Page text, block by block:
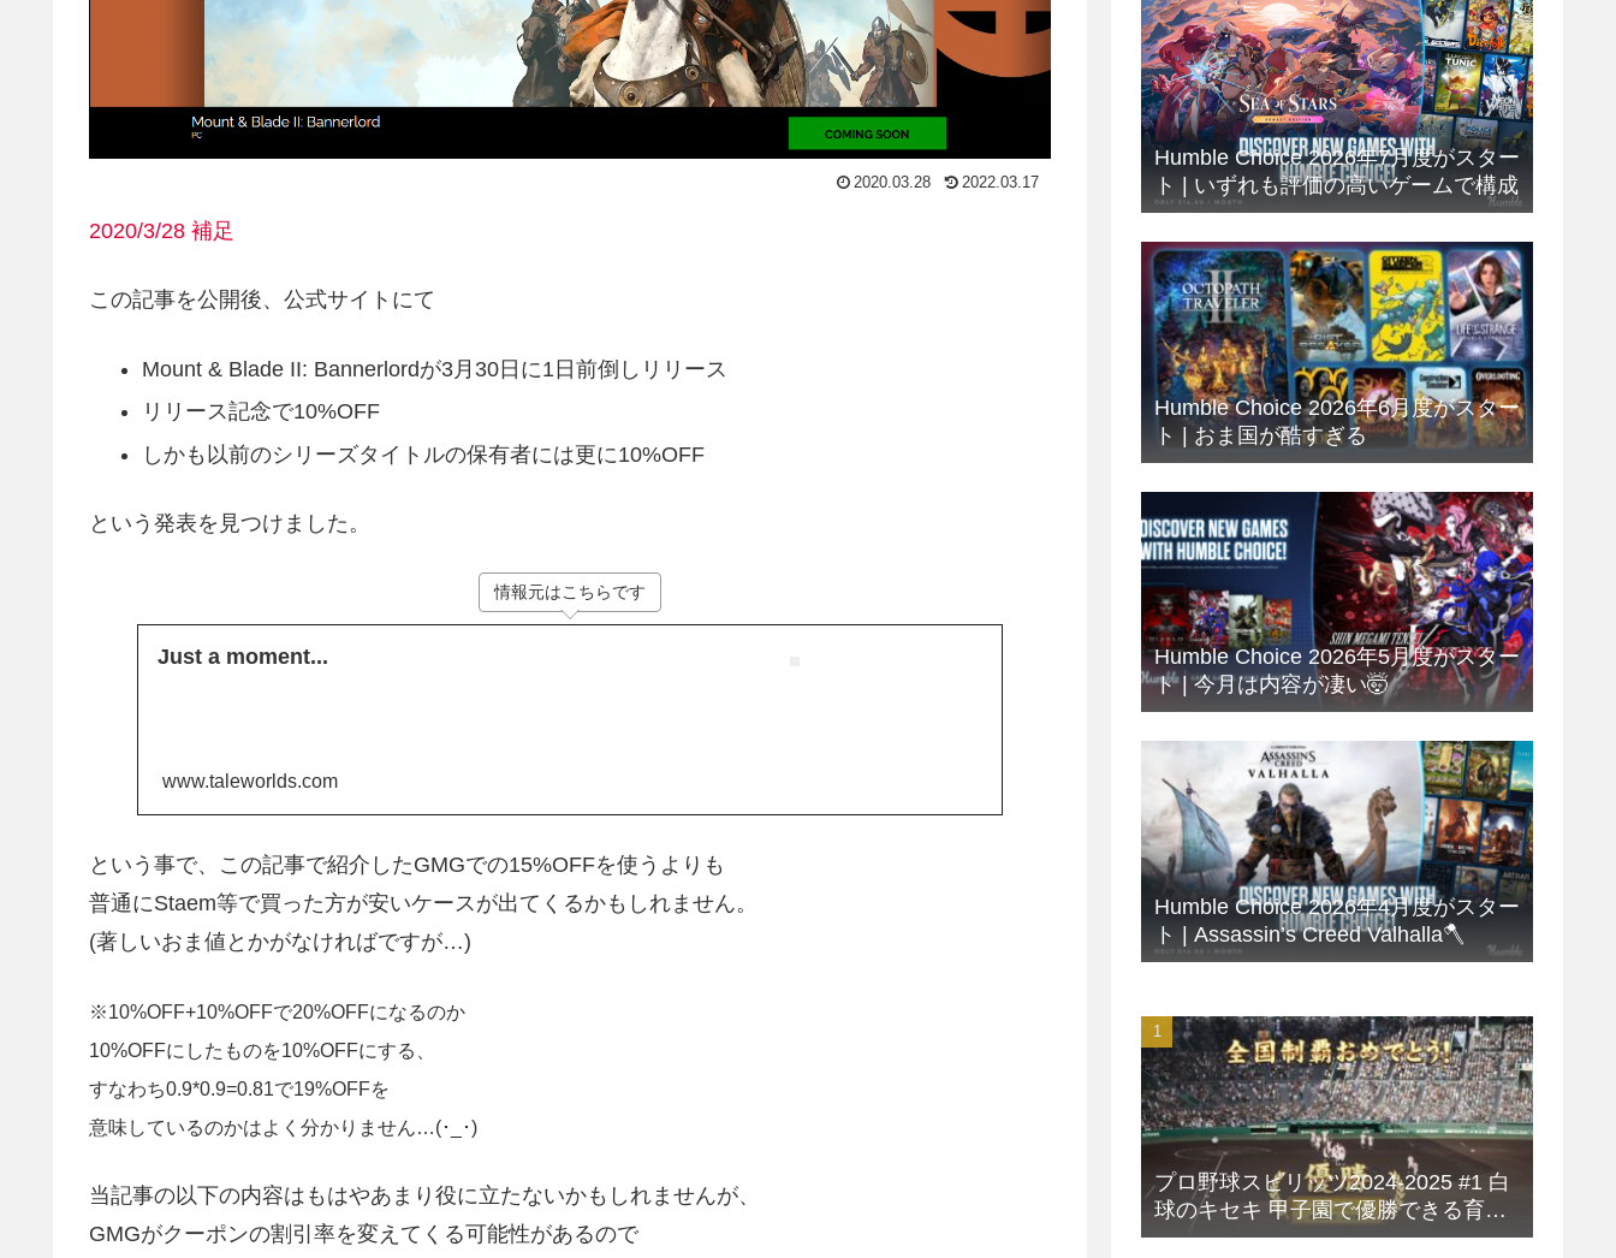
2020.03.28 2022.03.17
2020/3/28 補足
この記事を公開後、公式サイトにて
Mount & Blade II: Bannerlordが3月30日に1日前倒しリリース
リリース記念で10%OFF
しかも以前のシリーズタイトルの保有者には更に10%OFF
という発表を見つけました。
情報元はこちらです
Just a moment...
www.taleworlds.com
という事で、この記事で紹介したGMGでの15%OFFを使うよりも
普通にStaem等で買った方が安いケースが出てくるかもしれません。
(著しいおま値とかがなければですが…)
※10%OFF+10%OFFで20%OFFになるのか
10%OFFにしたものを10%OFFにする、
すなわち0.9*0.9=0.81で19%OFFを
意味しているのかはよく分かりません…(･_･)
当記事の以下の内容はもはやあまり役に立たないかもしれませんが、
GMGがクーポンの割引率を変えてくる可能性があるので
Humble Choice 2026年7月度がスター
ト | いずれも評価の高いゲームで構成
Humble Choice 2026年6月度がスター
ト | おま国が酷すぎる
Humble Choice 2026年5月度がスター
ト | 今月は内容が凄い🤯
Humble Choice 2026年4月度がスター
ト | Assassin’s Creed Valhalla🪓
プロ野球スピリッツ2024-2025 #1 白
球のキセキ 甲子園で優勝できる育成
方法